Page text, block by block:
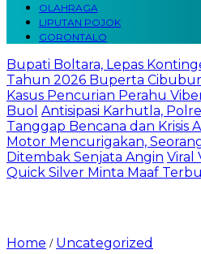
OLAHRAGA
LIPUTAN POJOK
GORONTALO
Bupati Boltara, Lepas
Tahun 2026 Buperta Cibubur
Kasus Pencurian Perahu
Buol Antisipasi Karhutla,
Tanggap Bencana dan Krisis
Motor Mencurigakan,
Ditembak Senjata Angin Viral
Quick Silver Minta Maaf
Home / Uncategorized